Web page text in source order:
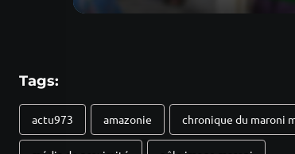
Tags:
actu973 amazonie chronique du maroni